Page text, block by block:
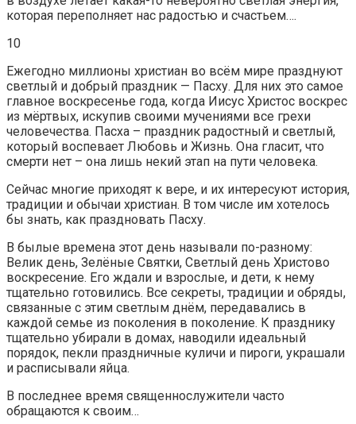
которая переполняет нас радостью и счастьем….
10
Ежегодно миллионы христиан во всём мире празднуют
светлый и добрый праздник — Пасху. Для них это самое
главное воскресенье года, когда Иисус Христос воскрес
из мёртвых, искупив своими мучениями все грехи
человечества. Пасха – праздник радостный и светлый,
который воспевает Любовь и Жизнь. Она гласит, что
смерти нет – она лишь некий этап на пути человека.
Сейчас многие приходят к вере, и их интересуют история,
традиции и обычаи христиан. В том числе им хотелось
бы знать, как праздновать Пасху.
В былые времена этот день называли по-разному:
Велик день, Зелёные Святки, Светлый день Христово
воскресение. Его ждали и взрослые, и дети, к нему
тщательно готовились. Все секреты, традиции и обряды,
связанные с этим светлым днём, передавались в
каждой семье из поколения в поколение. К празднику
тщательно убирали в домах, наводили идеальный
порядок, пекли праздничные куличи и пироги, украшали
и расписывали яйца.
В последнее время священнослужители часто
обращаются к своим…